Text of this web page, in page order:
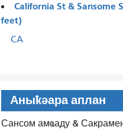
California St & Sansome
feet)
CA
Аныҟәара аплан
Сансом амҩаду &